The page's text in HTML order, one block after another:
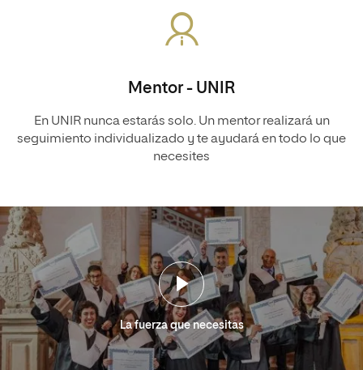
Mentor - UNIR
En UNIR nunca estarás solo. Un mentor realizará un
seguimiento individualizado y te ayudará en todo lo que
necesites
La fuerza que necesitas